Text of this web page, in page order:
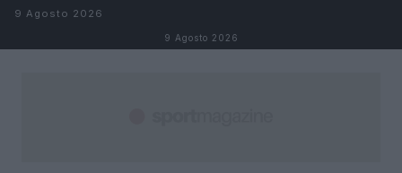
Salta al contenuto
9 Agosto 2026
9 Agosto 2026